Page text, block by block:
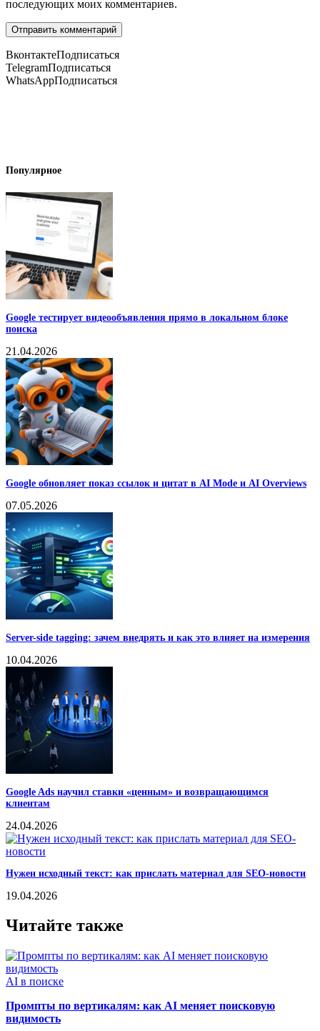
последующих моих комментариев.
ВконтактеПодписаться
TelegramПодписаться
WhatsAppПодписаться
Популярное
Google тестирует видеообъявления прямо в локальном блоке
поиска
21.04.2026
Google обновляет показ ссылок и цитат в AI Mode и AI Overviews
07.05.2026
Server-side tagging: зачем внедрять и как это влияет на измерения
10.04.2026
Google Ads научил ставки «ценным» и возвращающимся
клиентам
24.04.2026
Нужен исходный текст: как прислать материал для SEO-новости
19.04.2026
Читайте также
AI в поиске
Промпты по вертикалям: как AI меняет поисковую
видимость